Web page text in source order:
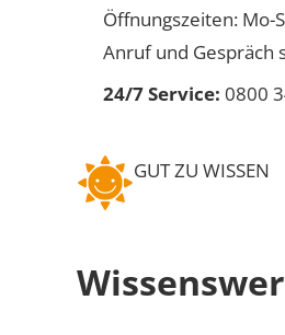
Öffnungszeiten: Mo-
Anruf und Gespräch
24/7 Service: 0800
GUT ZU WISSEN